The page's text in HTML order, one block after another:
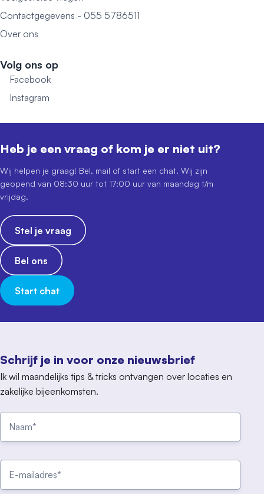
Contactgegevens - 055 5786511
Over ons
Volg ons op
Facebook
Instagram
Schrijf je in voor onze nieuwsbrief
Ik wil maandelijks tips & tricks ontvangen over locaties en
zakelijke bijeenkomsten.
Heb je een vraag of kom je er niet uit?
Wij helpen je graag! Bel, mail of start een chat. Wij zijn
geopend van 08:30 uur tot 17:00 uur van maandag t/m
vrijdag.
Stel je vraag
Bel ons
Start chat